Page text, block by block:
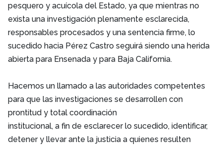
pesquero y acuícola del Estado, ya que mientras no
exista una investigación plenamente esclarecida,
responsables procesados y una sentencia firme, lo
sucedido hacia Pérez Castro seguirá siendo una herida
abierta para Ensenada y para Baja California.
Hacemos un llamado a las autoridades competentes
para que las investigaciones se desarrollen con
prontitud y total coordinación
institucional, a fin de esclarecer lo sucedido, identificar,
detener y llevar ante la justicia a quienes resulten